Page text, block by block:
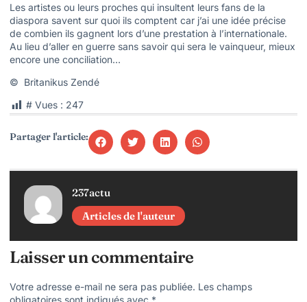
Les artistes ou leurs proches qui insultent leurs fans de la
diaspora savent sur quoi ils comptent car j’ai une idée précise
de combien ils gagnent lors d’une prestation à l’internationale.
Au lieu d’aller en guerre sans savoir qui sera le vainqueur, mieux
encore une conciliation…
© Britanikus Zendé
# Vues : 247
Partager l'article:
237actu
Articles de l'auteur
Laisser un commentaire
Votre adresse e-mail ne sera pas publiée. Les champs
obligatoires sont indiqués avec *